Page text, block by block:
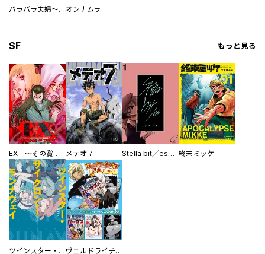
バラバラ夫婦～手足をなくした夫はまだ生きてる オンナムラ
SF もっと見る
EX ～その賞金稼ぎは、世界の出口を探す～【単行本版】 メテオ７ Stella bit／es【単話版】 終末ミッケ
ツインスター・サイクロン・ランナウェイ ヴェルドライチオシ聖典パック 『転スラ』ミニ画集付き シリウス人気作３選